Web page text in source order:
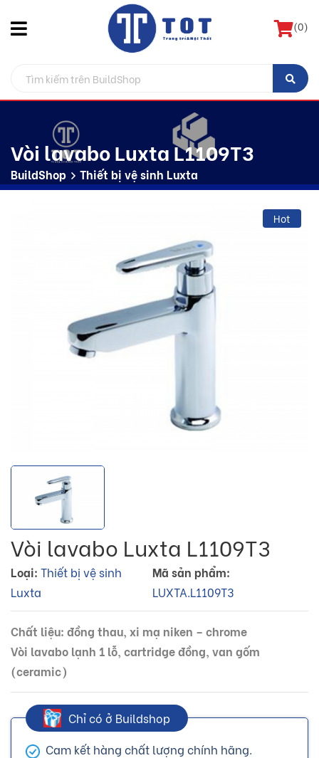
(0)
Vòi lavabo Luxta L1109T3
BuildShop Thiết bị vệ sinh Luxta
Hot
Vòi lavabo Luxta L1109T3
Loại: Thiết bị vệ sinh
Luxta
Mã sản phẩm:
LUXTA.L1109T3
Chất liệu: đồng thau, xi mạ niken – chrome
Vòi lavabo lạnh 1 lỗ, cartridge đồng, van gốm
(ceramic)
Chỉ có ở Buildshop
Cam kết hàng chất lượng chính hãng.